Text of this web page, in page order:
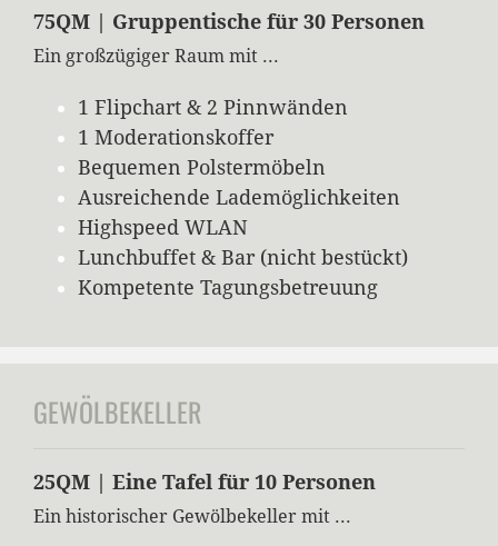
75QM | Gruppentische für 30 Personen
Ein großzügiger Raum mit ...
1 Flipchart & 2 Pinnwänden
1 Moderationskoffer
Bequemen Polstermöbeln
Ausreichende Lademöglichkeiten
Highspeed WLAN
Lunchbuffet & Bar (nicht bestückt)
Kompetente Tagungsbetreuung
GEWÖLBEKELLER
25QM | Eine Tafel für 10 Personen
Ein historischer Gewölbekeller mit ...